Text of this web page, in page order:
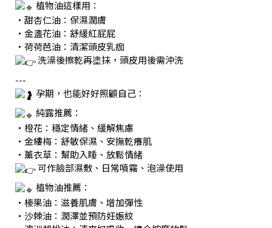
植物油這樣用：
・甜杏仁油：保濕潤膚
・金盞花油：舒緩紅屁屁
・荷荷芭油：清潔頭皮乳痂
洗澡後擦乾再塗抹，頭皮用後需沖洗
---
孕期，也能好好照顧自己：
純露推薦：
・橙花：穩定情緒、緩解焦慮
・金縷梅：舒敏保濕、安撫乾癢肌
・薰衣草：幫助入睡、放鬆情緒
可作臉部濕敷、日常噴霧、泡澡使用
植物油推薦：
・榛果油：滋養肌膚、增加彈性
・沙棘油：潤澤並預防妊娠紋